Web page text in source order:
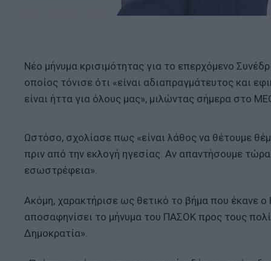
Νέο μήνυμα κρισιμότητας για το επερχόμενο
οποίος τόνισε ότι «είναι αδιαπραγμάτευτος και
είναι ήττα για όλους μας», μιλώντας σήμερα στο
Ωστόσο, σχολίασε πως «είναι λάθος να θέτουμε
πριν από την εκλογή ηγεσίας. Αν απαντήσουμε
εσωστρέφεια».
Ακόμη, χαρακτήρισε ως θετικό το βήμα που έκανε
αποσαφηνίσει το μήνυμα του ΠΑΣΟΚ προς τους
Δημοκρατία».